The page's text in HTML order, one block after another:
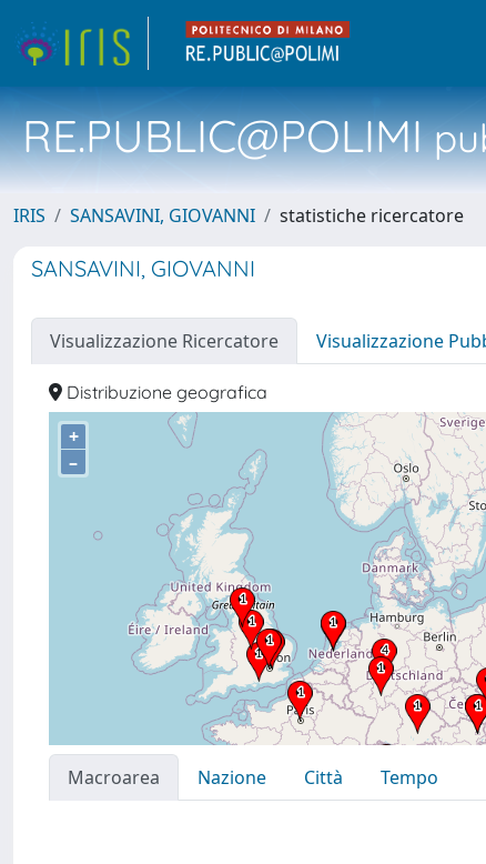
RE.PUBLIC@POLIMI
IRIS SANSAVINI, GIOVANNI statistiche ricercatore
SANSAVINI, GIOVANNI
Visualizzazione Ricercatore Visualizzazione
Distribuzione geografica
+
–
Macroarea Nazione Città
Tempo